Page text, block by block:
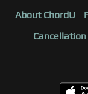
About ChordU